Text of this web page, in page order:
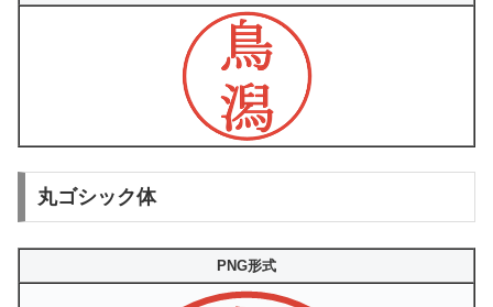
丸ゴシック体
PNG形式